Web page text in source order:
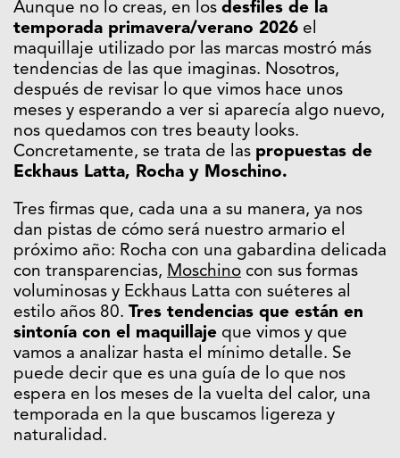
Aunque no lo creas, en los desfiles de la
temporada primavera/verano 2026 el
maquillaje utilizado por las marcas mostró más
tendencias de las que imaginas. Nosotros,
después de revisar lo que vimos hace unos
meses y esperando a ver si aparecía algo nuevo,
nos quedamos con tres beauty looks.
Concretamente, se trata de las propuestas de
Eckhaus Latta, Rocha y Moschino.
Tres firmas que, cada una a su manera, ya nos
dan pistas de cómo será nuestro armario el
próximo año: Rocha con una gabardina delicada
con transparencias, Moschino con sus formas
voluminosas y Eckhaus Latta con suéteres al
estilo años 80. Tres tendencias que están en
sintonía con el maquillaje que vimos y que
vamos a analizar hasta el mínimo detalle. Se
puede decir que es una guía de lo que nos
espera en los meses de la vuelta del calor, una
temporada en la que buscamos ligereza y
naturalidad.